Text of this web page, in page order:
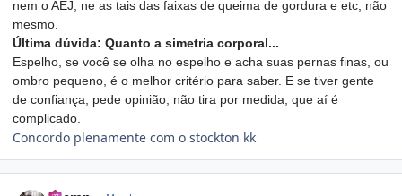
nem o AEJ, ne as tais das faixas de queima de gordura e etc, não
mesmo.
Última dúvida: Quanto a simetria corporal...
Espelho, se você se olha no espelho e acha suas pernas finas, ou
ombro pequeno, é o melhor critério para saber. E se tiver gente
de confiança, pede opinião, não tira por medida, que aí é
complicado.
Concordo plenamente com o stockton kk